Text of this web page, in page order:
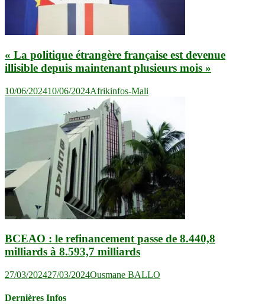
« La politique étrangère française est devenue
illisible depuis maintenant plusieurs mois »
10/06/202410/06/2024Afrikinfos-Mali
BCEAO : le refinancement passe de 8.440,8
milliards à 8.593,7 milliards
27/03/202427/03/2024Ousmane BALLO
Dernières Infos